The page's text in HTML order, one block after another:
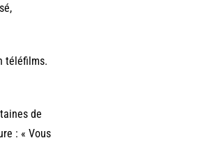
téléfilms.
de
: « Vous